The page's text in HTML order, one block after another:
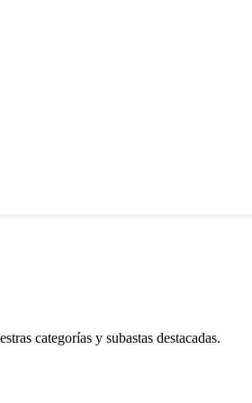
categorías y subastas destacadas.